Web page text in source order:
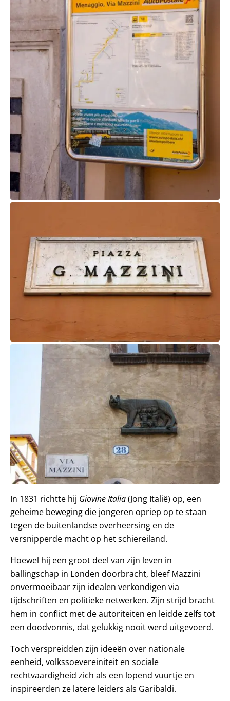
In 1831 richtte hij Giovine Italia(Jong Italië) op, een
geheime beweging die jongeren opriep op te staan
tegen de buitenlandse overheersing en de
versnipperde macht op het schiereiland.
Hoewel hij een groot deel van zijn leven in
ballingschap in Londen doorbracht, bleef Mazzini
onvermoeibaar zijn idealen verkondigen via
tijdschriften en politieke netwerken. Zijn strijd bracht
hem in conflict met de autoriteiten en leidde zelfs tot
een doodvonnis, dat gelukkig nooit werd uitgevoerd.
Toch verspreidden zijn ideeën over nationale
eenheid, volkssoevereiniteit en sociale
rechtvaardigheid zich als een lopend vuurtje en
inspireerden ze latere leiders als Garibaldi.